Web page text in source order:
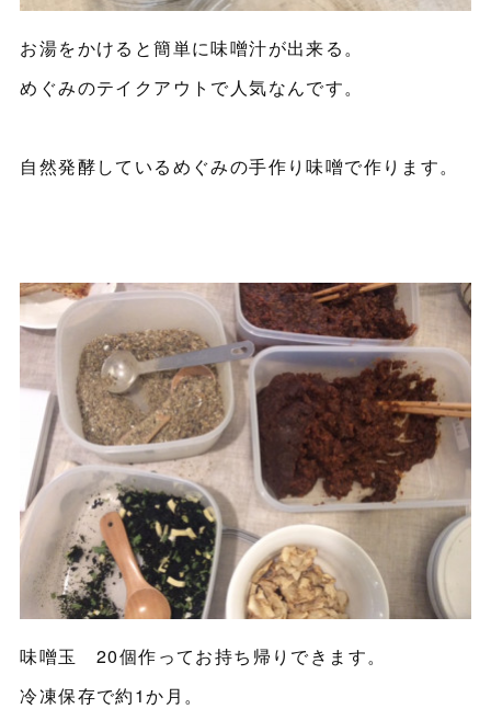
お湯をかけると簡単に味噌汁が出来る。
めぐみのテイクアウトで人気なんです。
自然発酵しているめぐみの手作り味噌で作ります。
味噌玉 20個作ってお持ち帰りできます。
冷凍保存で約1か月。